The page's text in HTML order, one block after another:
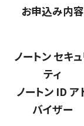
お申込み内容
ノートン セキ
ティ
ノートン ID ア
バイザー